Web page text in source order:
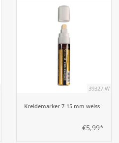
39327.W
Kreidemarker 7-15 mm weiss
€5,99*